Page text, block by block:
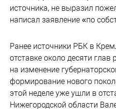
источника, не выразил
написал заявление «по
​Ранее источники РБК в
отставке около десяти глав
на изменение
формирование нового
этой неделе уже ушли в
Нижегородской области